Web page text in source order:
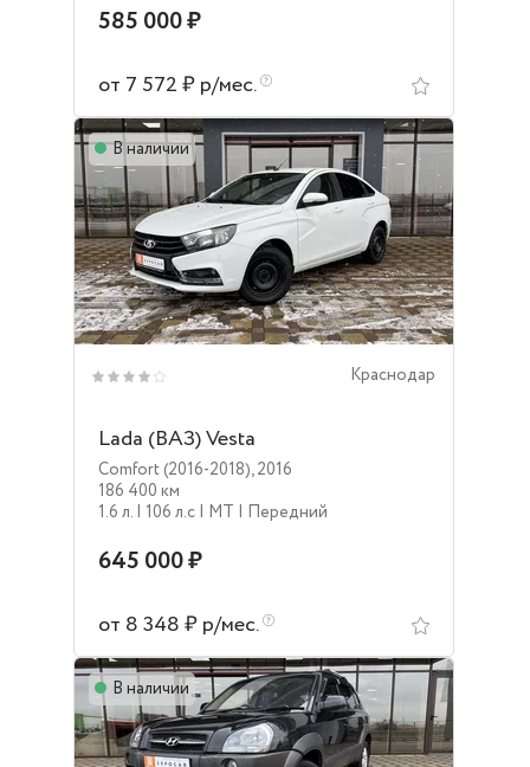
585 000 ₽
от 7 572 ₽ р/мес.
В наличии
Краснодар
Lada (ВАЗ) Vesta
Comfort (2016-2018),2016
186 400 км
1.6 л. | 106 л.c | MT | Передний
645 000 ₽
от 8 348 ₽ р/мес.
В наличии